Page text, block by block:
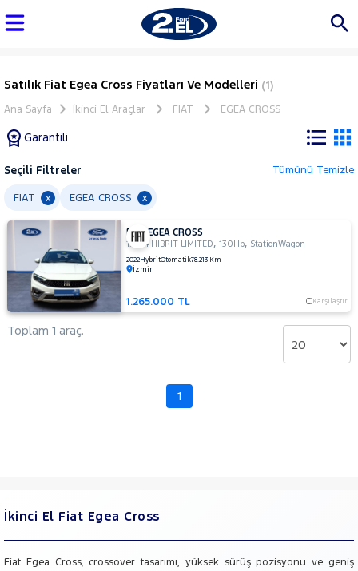
Satılık Fiat Egea Cross Fiyatları Ve Modelleri (1)
Ana Sayfa İkinci El Araçlar FIAT EGEA CROSS
Garantili
Tüm
Araçlar
AUDI
BMC
BMW
DOBLO
DOBLO
DUCATO
Seçili Filtreler Tümünü Temizle
FIAT x EGEA CROSS x
FIAT EGEA CROSS
1.5 T4 HIBRIT LIMITED,130Hp, StationWagon
2022HybritOtomatik78.213 Km
İzmir
1.265.000 TL Karşılaştır
Toplam 1 araç.
1
İkinci El Fiat Egea Cross
Fiat Egea Cross; crossover tasarımı, yüksek sürüş pozisyonu ve geniş